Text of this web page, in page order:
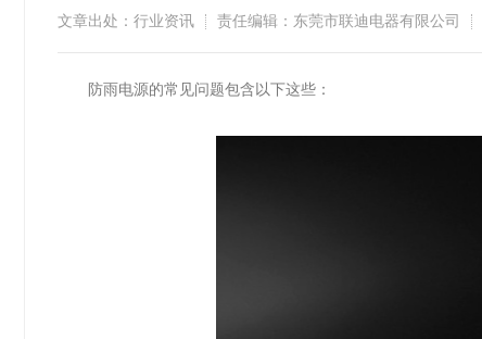
文章出处：行业资讯 责任编辑：东莞市联迪电器有限公司
​防雨电源的常见问题包含以下这些：